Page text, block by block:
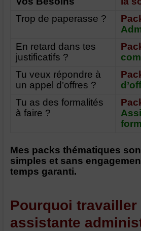
Trop de paperasse ?
En retard dans tes
justificatifs ?
Tu veux répondre à
un appel d’offres ?
Tu as des formalités
à faire ?
Mes packs thématiques
simples et sans
temps garanti.
Pourquoi travailler
assistante